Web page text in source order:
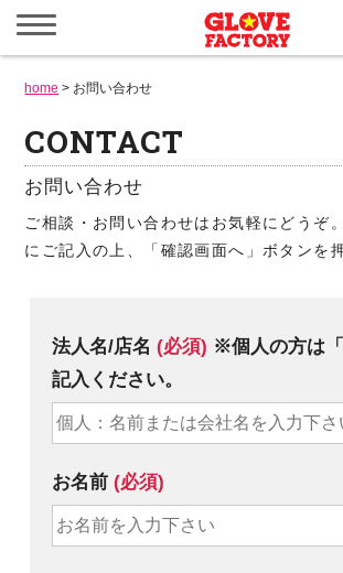
メ
ニ
ュ
を
く
home > お問い合わせ
CONTACT
お問い合わせ
ご相談・お問い合わせはお気軽にどうぞ
にご記入の上、「確認画面へ」ボタンを
法人名/店名 (必須) ※個人の方は
記入ください。
お名前 (必須)